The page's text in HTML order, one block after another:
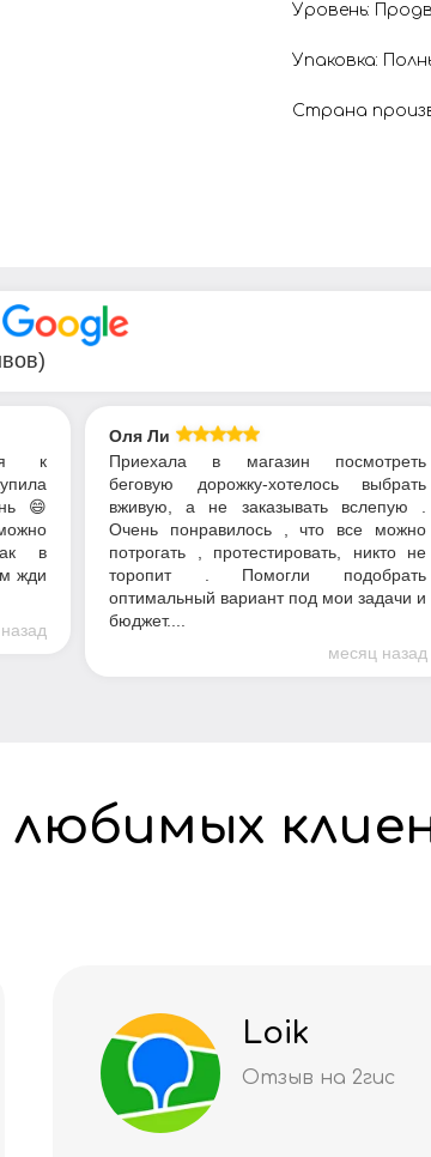
Уровень:
Упаковка:
Страна
к
😄
в
жди
Оля Ли
Приехала в магазин посмотреть
беговую дорожку-хотелось выбрать
вживую, а не заказывать вслепую .
Очень понравилось , что все можно
потрогать , протестировать, никто не
торопит . Помогли подобрать
оптимальный вариант под мои задачи и
бюджет....
месяц назад